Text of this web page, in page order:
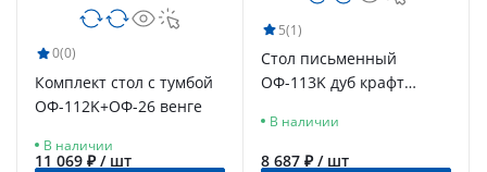
0(0)
Комплект стол с тумбой
ОФ-112K+ОФ-26 венге
В наличии
11 069 ₽ / шт
5(1)
Стол письменный
ОФ-113K дуб крафт
В наличии
8 687 ₽ / шт